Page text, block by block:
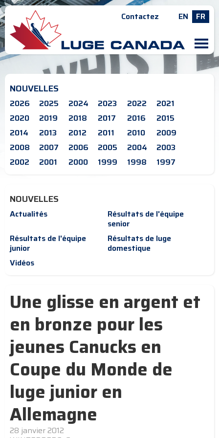
Contactez EN FR
M
NOUVELLES
2026 2025 2024 2023 2022
2021
2020
2019 2018 2017 2016
2015
2014
2013 2012 2011 2010
2009
2008
2007 2006 2005 2004
2003
2002
2001 2000 1999 1998 1997
NOUVELLES
Actualités
Résultats de l'équipe
senior
Résultats de l'équipe
junior
Résultats de luge
domestique
Vidéos
Une glisse en argent et
en bronze pour les
jeunes Canucks en
Coupe du Monde de
luge junior en
Allemagne
28 janvier 2012